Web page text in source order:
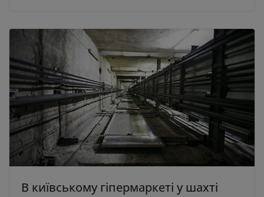
В київському гіпермаркеті у шахті